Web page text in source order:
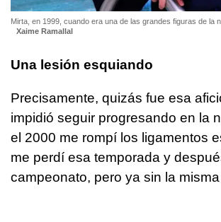
Mirta, en 1999, cuando era una de las grandes figuras de la
Xaime Ramallal
Una lesión esquiando
Precisamente, quizás fue esa
impidió seguir progresando en la
el 2000 me rompí los ligamentos
me perdí esa temporada y
campeonato, pero ya sin la